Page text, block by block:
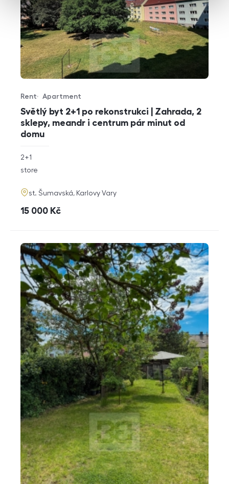
Světlý byt 2+1 po rekonstrukci | Zahrada, 2
sklepy, meandr i centrum pár minut od
domu
Offer type
Rent
Property type
Apartment
rozměry
2+1
funkce
store
adresa
st. Šumavská, Karlovy Vary
cena
15 000 Kč